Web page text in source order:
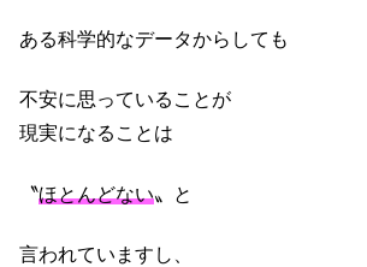
ある科学的なデータからしても
不安に思っていることが
現実になることは
〝ほとんどない〟と
言われていますし、